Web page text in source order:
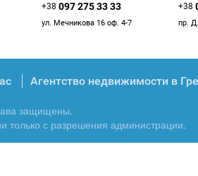
+38 097 275 33 33 +38
ул. Мечникова 16 оф. 4-7 пр.
Агентство недвижимости в
защищены.
только с разрешения администрации.